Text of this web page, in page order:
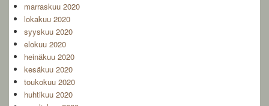
marraskuu 2020
lokakuu 2020
syyskuu 2020
elokuu 2020
heinäkuu 2020
kesäkuu 2020
toukokuu 2020
huhtikuu 2020